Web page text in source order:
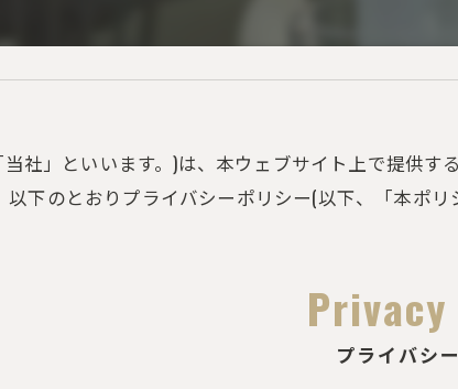
当社」といいます。)は、本ウェブサイト上で提供
下のとおりプライバシーポリシー(以下、「本ポリ
プライバシ